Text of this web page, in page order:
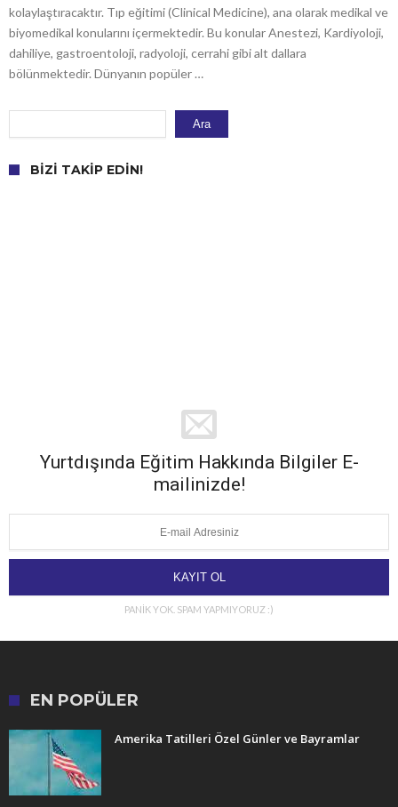
kolaylaştıracaktır. Tıp eğitimi (Clinical Medicine), ana olarak medikal ve
biyomedikal konularını içermektedir. Bu konular Anestezi, Kardiyoloji,
dahiliye, gastroentoloji, radyoloji, cerrahi gibi alt dallara
bölünmektedir. Dünyanın popüler …
Ara
BIZI TAKIP EDIN!
Yurtdışında Eğitim Hakkında Bilgiler E-
mailinizde!
PANİK YOK. SPAM YAPMIYORUZ :)
EN POPÜLER
Amerika Tatilleri Özel Günler ve Bayramlar